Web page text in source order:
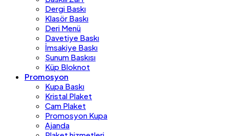
Dergi Baskı
Klasör Baskı
Deri Menü
Davetiye Baskı
İmsakiye Baskı
Sunum Baskısı
Küp Bloknot
Promosyon
Kupa Baskı
Kristal Plaket
Cam Plaket
Promosyon Kupa
Ajanda